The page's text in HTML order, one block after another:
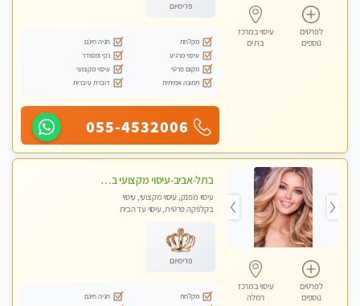
לפרטים
נוספים
עיסוי במרכז
בת ים
פרימיום
מקלחת
חניה חינם
עיסוי מרגיע
נקי ומסודר
מקום פרטי
עיסוי מקצועי
תמונה אמיתית
דוברת עיברית
055-4532006
לפרטים
נוספים
עיסוי במרכז
רמלה
בתל-אביב-עיסוי מקצועי ברמה אחת מעל הכולל אבנים חמות רקמות עמוק בשילוב של כל סוגי העיסוי.
עיסוי מפנק, עיסוי מקצועי, עיסוי
בקלניקה פרטית, עיסוי עד הבית
פרימיום
מקלחת
חניה חינם